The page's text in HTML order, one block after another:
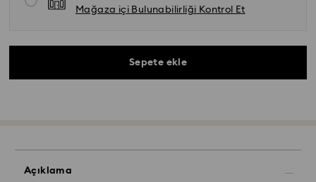
Mağaza içi Bulunabilirliği Kontrol Et
Sepete ekle
Açıklama